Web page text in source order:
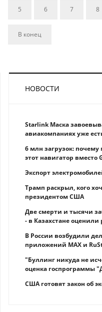
5 6 7 8
В конец
НОВОСТИ
Starlink Маска
авиакомпаниях уже
6 млн загрузок: почему
этот навигатор вместо
Экспорт
Трамп раскрыл, кого
президентом США
Две смерти и тысячи
- в Казахстане
В России возбудили
приложений MAX и
"Буллинг никуда не
оценка госпрограммы
США готовят закон об